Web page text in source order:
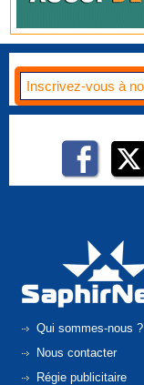
Qui sommes-nous ?
Nous contacter
Régie publicitaire